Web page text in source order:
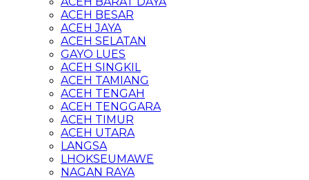
ACEH BESAR
ACEH JAYA
ACEH SELATAN
GAYO LUES
ACEH SINGKIL
ACEH TAMIANG
ACEH TENGAH
ACEH TENGGARA
ACEH TIMUR
ACEH UTARA
LANGSA
LHOKSEUMAWE
NAGAN RAYA